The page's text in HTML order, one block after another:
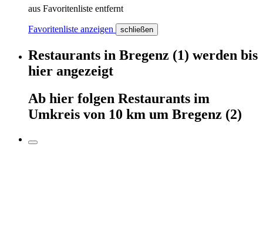
aus Favoritenliste entfernt
Favoritenliste anzeigen schließen
Restaurants in Bregenz (1) werden bis
hier angezeigt
Ab hier folgen Restaurants im
Umkreis von 10 km um Bregenz (2)